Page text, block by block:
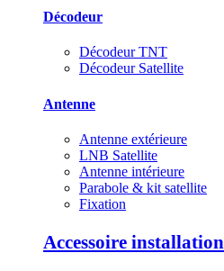
Décodeur
Décodeur TNT
Décodeur Satellite
Antenne
Antenne extérieure
LNB Satellite
Antenne intérieure
Parabole & kit satellite
Fixation
Accessoire installation